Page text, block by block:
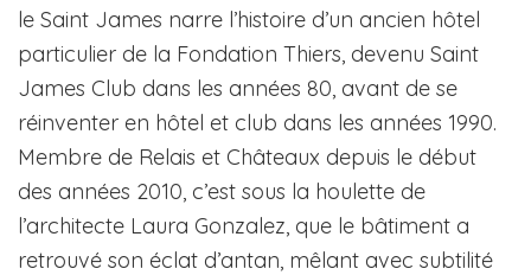
le Saint James narre l’histoire d’un ancien hôtel
particulier de la Fondation Thiers, devenu Saint
James Club dans les années 80, avant de se
réinventer en hôtel et club dans les années 1990.
Membre de Relais et Châteaux depuis le début
des années 2010, c’est sous la houlette de
l’architecte Laura Gonzalez, que le bâtiment a
retrouvé son éclat d’antan, mêlant avec subtilité